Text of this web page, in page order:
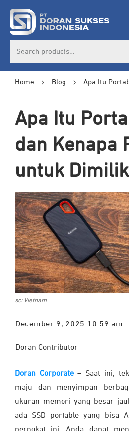
Home Blog
Apa Itu
dan Kenapa
untuk
sc: Vietnam
December 9, 2025 10:59 am
Doran Contributor
Doran Corporate– Saat ini,
maju dan menyimpan
ukuran memori yang besar
ada SSD portable yang bisa
perngkat ini, Anda dapat